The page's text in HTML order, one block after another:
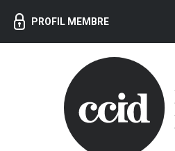
PROFIL MEMBRE